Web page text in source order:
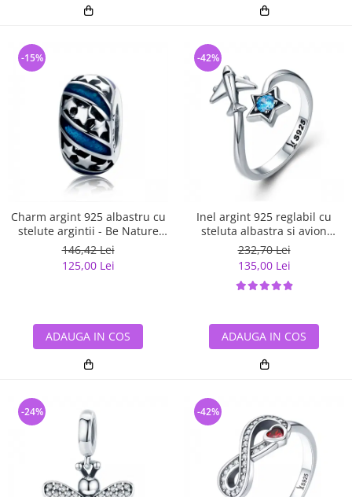
Charm argint 925 albastru cu
stelute argintii - Be Nature
PST0123
146,42 Lei
125,00 Lei
-15%
ADAUGA IN COS
Inel argint 925 reglabil cu
steluta albastra si avion
argintiu - Be Nature IST0047
232,70 Lei
135,00 Lei
-42%
ADAUGA IN COS
-24% -42%